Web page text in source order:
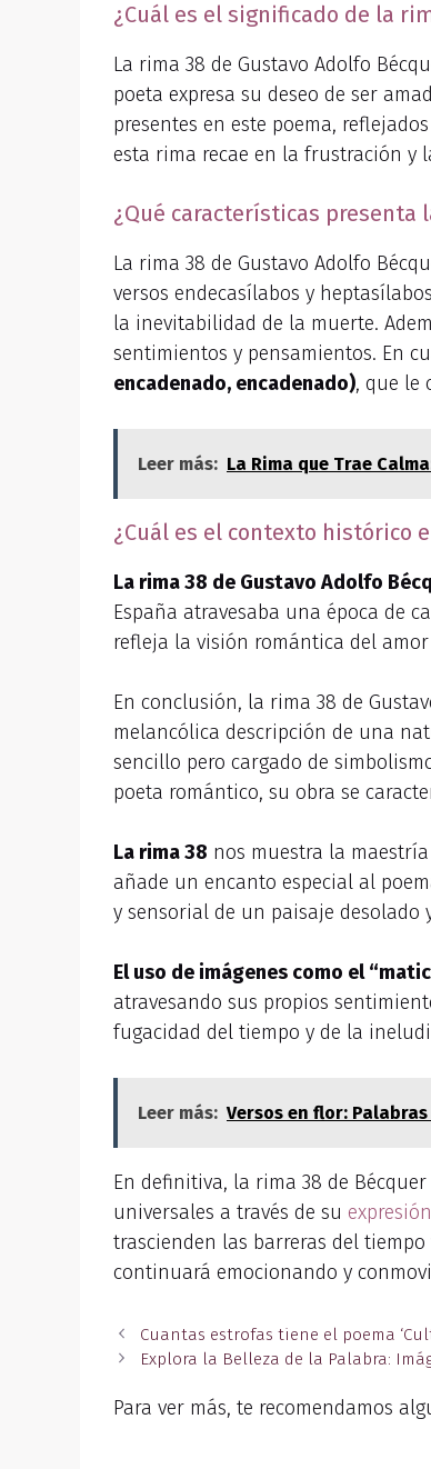
¿Cuál es el significado de la
La rima 38 de Gustavo Adolfo
poeta expresa su deseo de ser
presentes en este poema,
esta rima recae en la frustración y
¿Qué características presenta
La rima 38 de Gustavo Adolfo
versos endecasílabos y
la inevitabilidad de la muerte.
sentimientos y pensamientos. En
encadenado, encadenado), que le
Leer más: La Rima que Trae
¿Cuál es el contexto histórico
La rima 38 de Gustavo Adolfo
España atravesaba una época de
refleja la visión romántica del
En conclusión, la rima 38 de
melancólica descripción de una
sencillo pero cargado de
poeta romántico, su obra se
La rima 38 nos muestra la
añade un encanto especial al
y sensorial de un paisaje desolado
El uso de imágenes como el
atravesando sus propios
fugacidad del tiempo y de la
Leer más: Versos en flor:
En definitiva, la rima 38 de
universales a través de su
trascienden las barreras del
continuará emocionando y
Cuantas estrofas tiene el poema
Explora la Belleza de la Palabra:
Para ver más, te recomendamos